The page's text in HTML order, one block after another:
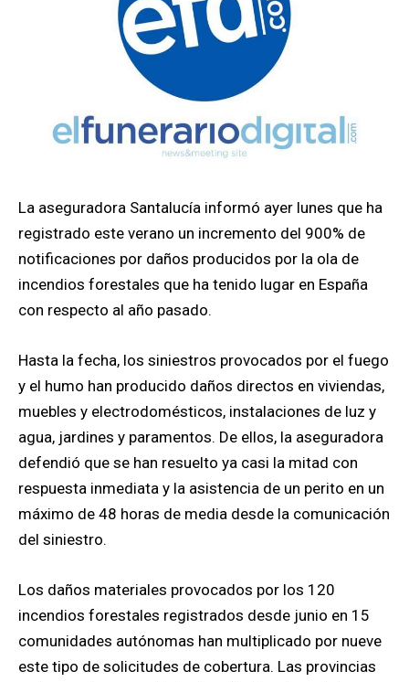
La aseguradora Santalucía informó ayer lunes que ha
registrado este verano un incremento del 900% de
notificaciones por daños producidos por la ola de
incendios forestales que ha tenido lugar en España
con respecto al año pasado.
Hasta la fecha, los siniestros provocados por el fuego
y el humo han producido daños directos en viviendas,
muebles y electrodomésticos, instalaciones de luz y
agua, jardines y paramentos. De ellos, la aseguradora
defendió que se han resuelto ya casi la mitad con
respuesta inmediata y la asistencia de un perito en un
máximo de 48 horas de media desde la comunicación
del siniestro.
Los daños materiales provocados por los 120
incendios forestales registrados desde junio en 15
comunidades autónomas han multiplicado por nueve
este tipo de solicitudes de cobertura. Las provincias